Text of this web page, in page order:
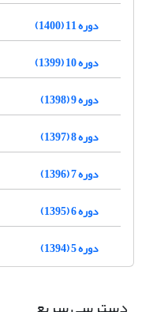
دوره 11 (1400)
دوره 10 (1399)
دوره 9 (1398)
دوره 8 (1397)
دوره 7 (1396)
دوره 6 (1395)
دوره 5 (1394)